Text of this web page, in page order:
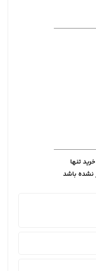
تنها
نشده باشد